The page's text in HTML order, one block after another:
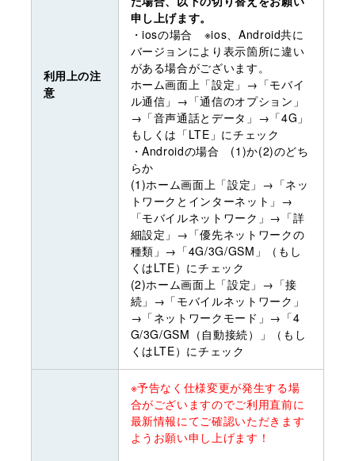
利用上の注
意
申し上げます。
・iosの場合 ※ios、Android共に
バージョンにより表示箇所に違い
がある場合がございます。
ホーム画面上「設定」→「モバイ
ル通信」→「通信のオプション」
→「音声通話とデータ」→「4G」
もしくは「LTE」にチェック
・Androidの場合 (1)か(2)のどち
らか
(1)ホーム画面上「設定」→「ネッ
トワークとインターネット」→
「モバイルネットワーク」→「詳
細設定」→「優先ネットワークの
種類」→「4G/3G/GSM」（もし
くはLTE）にチェック
(2)ホーム画面上「設定」→「接
続」→「モバイルネットワーク」
→「ネットワークモード」→「4
G/3G/GSM（自動接続）」（もし
くはLTE）にチェック
※予告なく仕様変更が発生する場
合がございますのでご利用直前に
最新情報にてご確認いただきます
ようお願い申し上げます！